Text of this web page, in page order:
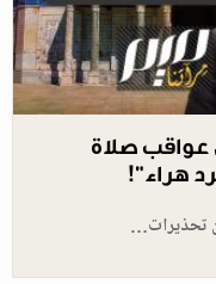
عواقب صلاة
هراء"!
تحذيرات…